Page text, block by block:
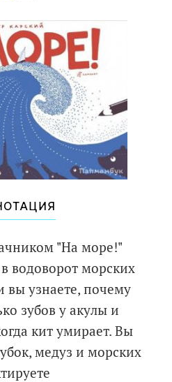
"На море!"
водоворот морских
вы узнаете, почему
зубов у акулы и
кит умирает. Вы
медуз и морских